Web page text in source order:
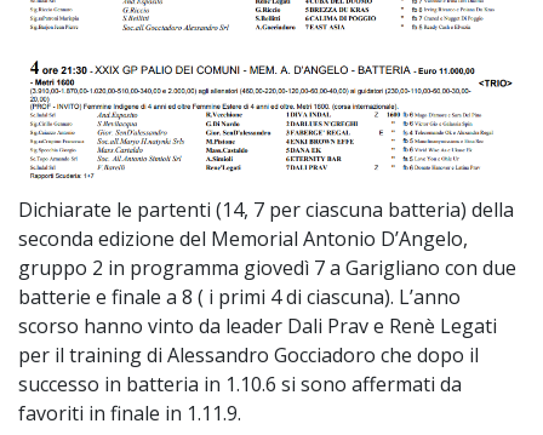
Dichiarate le partenti (14, 7 per ciascuna batteria) della
seconda edizione del Memorial Antonio D’Angelo,
gruppo 2 in programma giovedì 7 a Garigliano con due
batterie e finale a 8 ( i primi 4 di ciascuna). L’anno
scorso hanno vinto da leader Dali Prav e Renè Legati
per il training di Alessandro Gocciadoro che dopo il
successo in batteria in 1.10.6 si sono affermati da
favoriti in finale in 1.11.9.